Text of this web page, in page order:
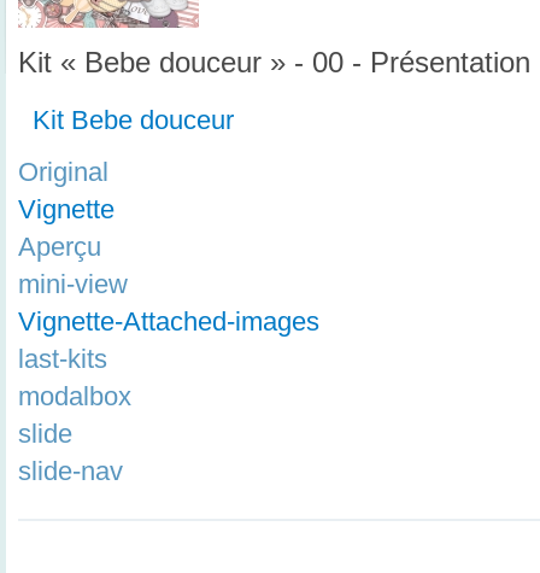
Kit « Bebe douceur » - 00 - Présentation
Kit Bebe douceur
Original
Vignette
Aperçu
mini-view
Vignette-Attached-images
last-kits
modalbox
slide
slide-nav